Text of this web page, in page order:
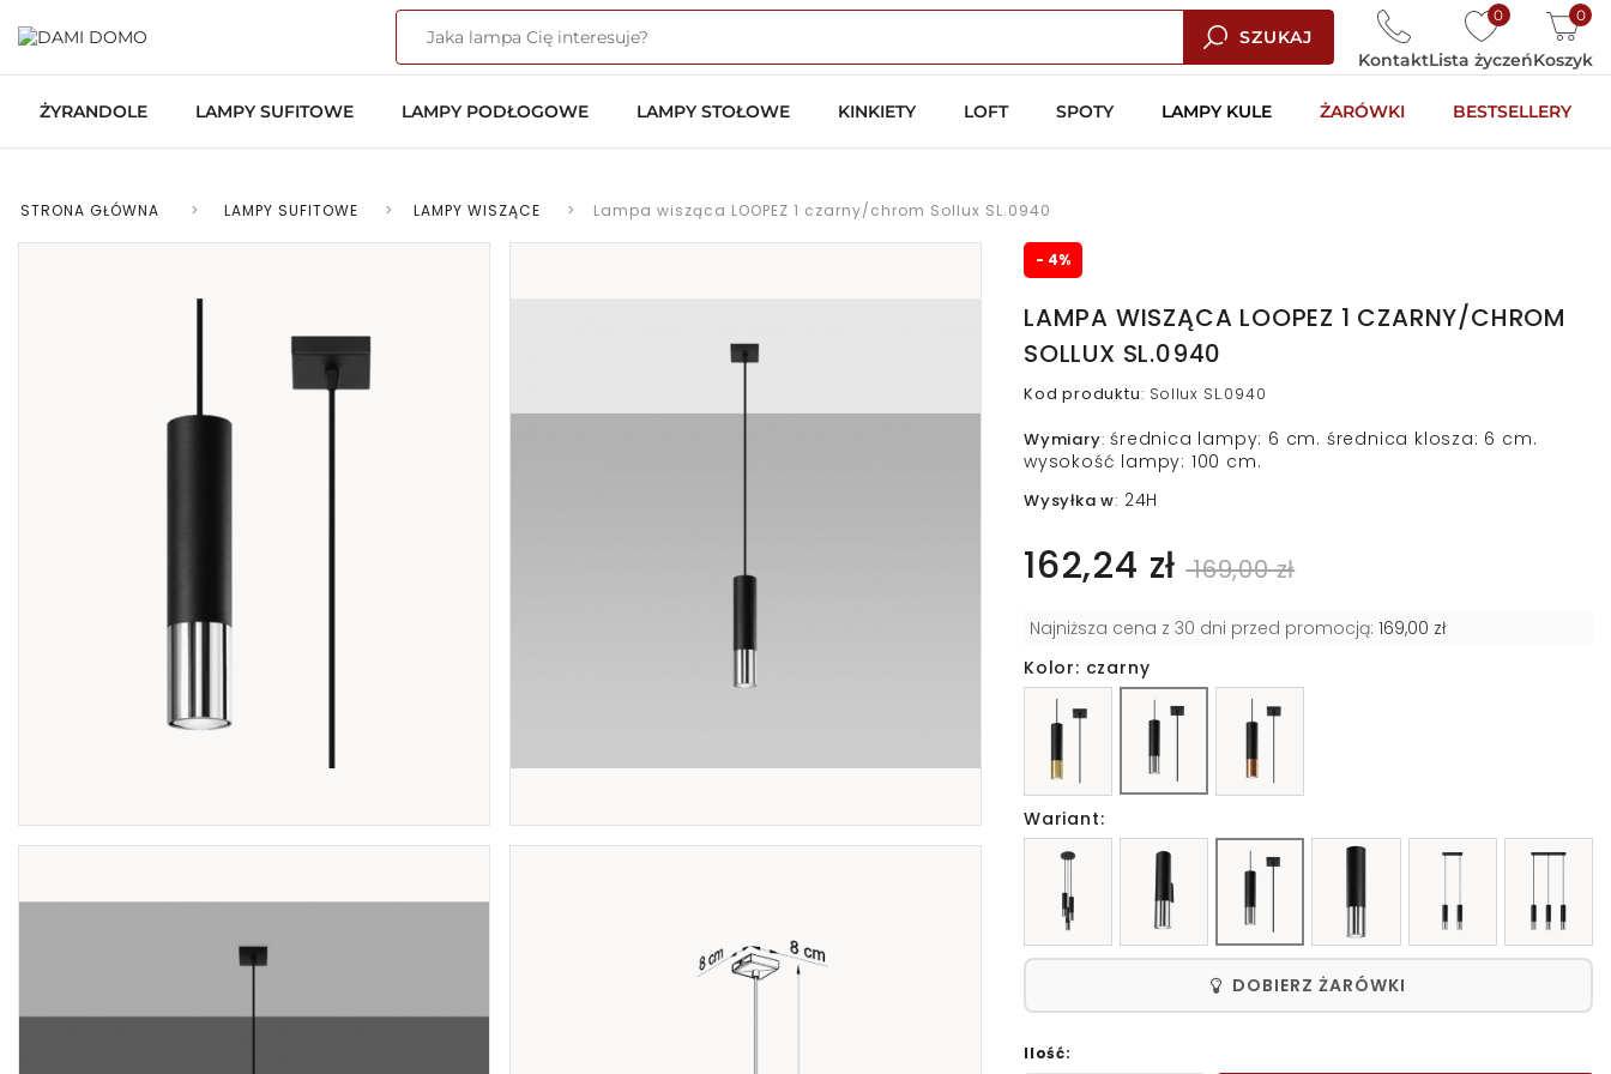
SZUKAJ
0
Lista życzeń
0
Koszyk
Kontakt
ŻYRANDOLE LAMPY SUFITOWE LAMPY PODŁOGOWE LAMPY STOŁOWE KINKIETY LOFT SPOTY LAMPY KULE ŻARÓWKI BESTSELLERY
STRONA GŁÓWNA > LAMPY SUFITOWE > LAMPY WISZĄCE > Lampa wisząca LOOPEZ 1 czarny/chrom Sollux SL.0940
- 4%
LAMPA WISZĄCA LOOPEZ 1 CZARNY/CHROM
SOLLUX SL.0940
Kod produktu: Sollux SL.0940
Wymiary: średnica lampy: 6 cm. średnica klosza: 6 cm.
wysokość lampy: 100 cm.
Wysyłka w: 24H
162,24 zł 169,00 zł
Najniższa cena z 30 dni przed promocją: 169,00 zł
Kolor: czarny
Wariant:
DOBIERZ ŻARÓWKI
Ilość: